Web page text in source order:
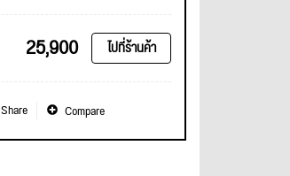
25,900 ไปที่ร้านค้า
Share Compare